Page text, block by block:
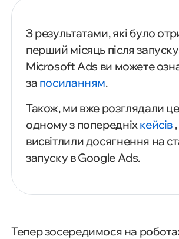
З результатами, які було
перший місяць після
Microsoft Ads ви можете
за посиланням.
Також, ми вже розглядали
одному з попередніхкейсів
висвітлили досягнення на
запуску в Google Ads.
Тепер зосередимося на